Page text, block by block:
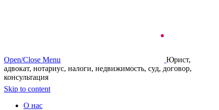
Open/Close Menu
Юрист,
адвокат, нотариус, налоги, недвижимость, суд, договор,
консультация
Skip to content
О нас